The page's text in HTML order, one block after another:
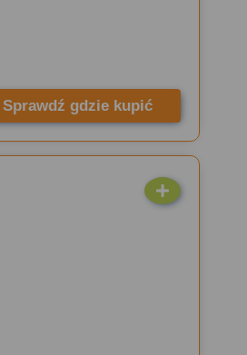
Sprawdź gdzie kupić